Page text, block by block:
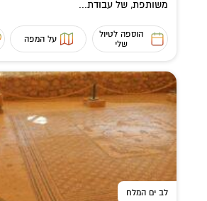
משותפת, של עבודת...
הוספה לטיול
שלי
על המפה
לב ים המלח